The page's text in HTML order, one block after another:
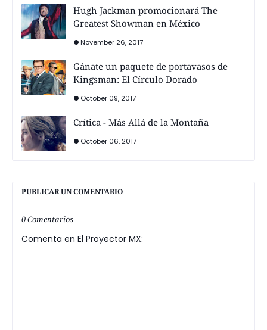
Hugh Jackman promocionará The
Greatest Showman en México
November 26, 2017
Gánate un paquete de portavasos de
Kingsman: El Círculo Dorado
October 09, 2017
Crítica - Más Allá de la Montaña
October 06, 2017
PUBLICAR UN COMENTARIO
0 Comentarios
Comenta en El Proyector MX: